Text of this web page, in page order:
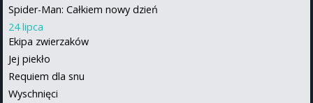
Spider-Man: Całkiem nowy dzień
24 lipca
Ekipa zwierzaków
Jej piekło
Requiem dla snu
Wyschnięci